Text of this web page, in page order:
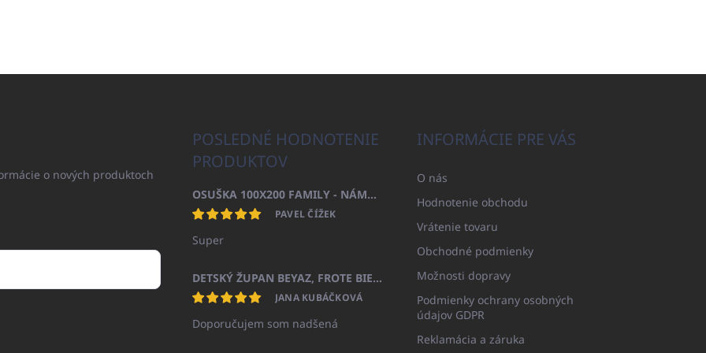
o nových produktoch
POSLEDNÉ HODNOTENIE
PRODUKTOV
OSUŠKA 100X200 FAMILY - NÁMORNÍCKA MODRÁ (480GR)
PAVEL ČÍŽEK
Super
DETSKÝ ŽUPAN BEYAZ, FROTE BIELY S KAPUCŇOU (400GR)
JANA KUBÁČKOVÁ
Doporučujem som nadšená
INFORMÁCIE PRE VÁS
O nás
Hodnotenie obchodu
Vrátenie tovaru
Obchodné podmienky
Možnosti dopravy
Podmienky ochrany osobných
údajov GDPR
Reklamácia a záruka